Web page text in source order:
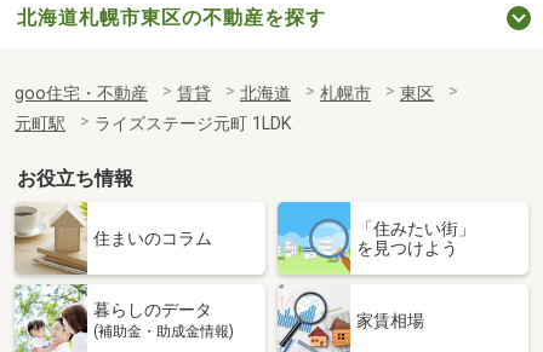
北海道札幌市東区の不動産を探す
goo住宅・不動産 賃貸 北海道 札幌市
東区
元町駅
ライズステージ元町 1LDK
お役立ち情報
住まいのコラム
「住みたい街」
を見つけよう
暮らしのデータ
(補助金・助成金情報)
家賃相場